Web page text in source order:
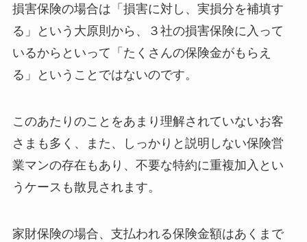
損害保険の場合は「損害に対し、実損分を補填す
る」という大原則から、３社の損害保険に入って
いるからといって「たくさんの保険金がもらえ
る」ということではないのです。
このあたりのことをあまり理解されていないお客
さまも多く、また、しっかりと説明しない保険営
業マンの存在もあり、不要な特約に重複加入とい
うケースも散見されます。
家財保険の場合、支払われる保険金額はあくまで